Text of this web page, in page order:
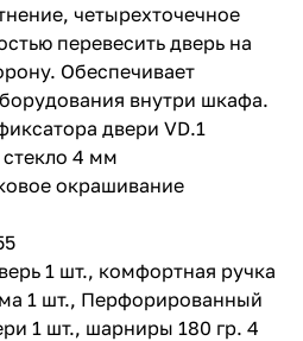
четырехточечное
перевесить дверь на
Обеспечивает
внутри шкафа.
двери VD.1
4 мм
окрашивание
1 шт., комфортная ручка
1 шт., Перфорированный
1 шт., шарниры 180 гр. 4